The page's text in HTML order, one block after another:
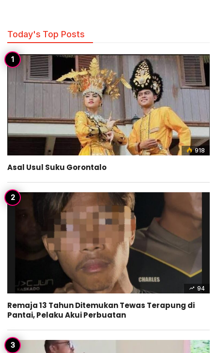
Today's Top Posts
918
Asal Usul Suku Gorontalo
94
Remaja 13 Tahun Ditemukan Tewas Terapung di
Pantai, Pelaku Akui Perbuatan